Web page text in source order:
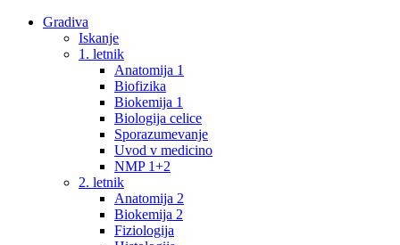
Gradiva
Iskanje
1. letnik
Anatomija 1
Biofizika
Biokemija 1
Biologija celice
Sporazumevanje
Uvod v medicino
NMP 1+2
2. letnik
Anatomija 2
Biokemija 2
Fiziologija